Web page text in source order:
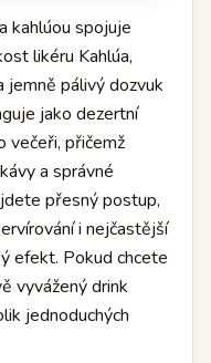
kahlúou spojuje
likéru Kahlúa,
jemně pálivý dozvuk
jako dezertní
večeři, přičemž
a správné
přesný postup,
i nejčastější
efekt. Pokud chcete
vyvážený drink
jednoduchých